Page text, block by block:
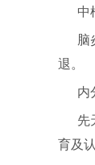
中
脑
退。
内
先
育及